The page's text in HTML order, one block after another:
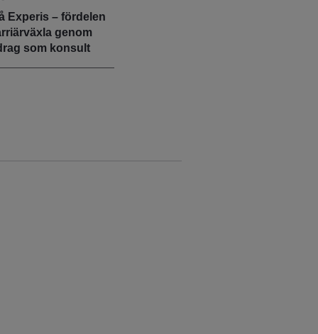
Experis – fördelen
genom
som konsult